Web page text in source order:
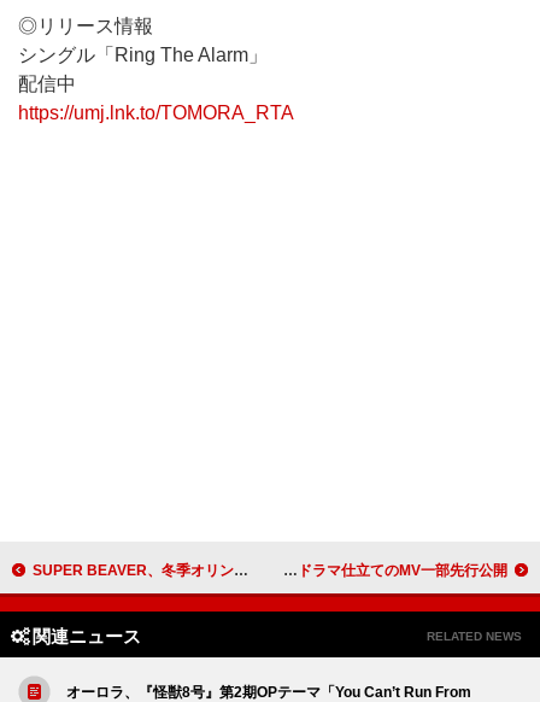
◎リリース情報
シングル「Ring The Alarm」
配信中
https://umj.lnk.to/TOMORA_RTA
SUPER BEAVER、冬季オリンピック“フジテレビ系2026 アスリート応援ソング”を担当 平野莉玖、“結婚”がテーマの新曲「約束 ～color of love～」配信決定＆ドラマ仕立てのMV一部先行公開
関連ニュース RELATED NEWS
オーロラ、『怪獣8号』第2期OPテーマ「You Can’t Run From